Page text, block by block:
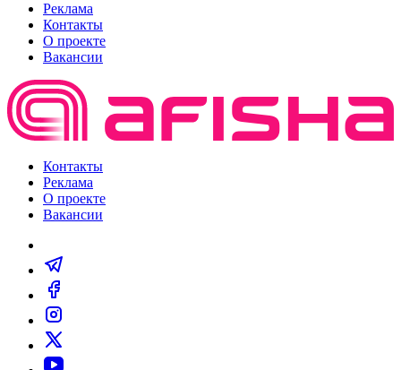
Реклама
Контакты
О проекте
Вакансии
Контакты
Реклама
О проекте
Вакансии